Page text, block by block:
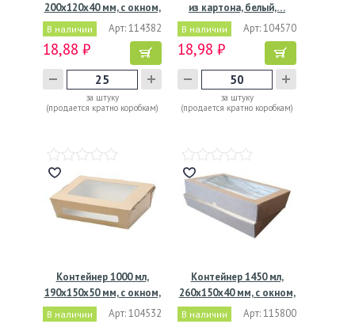
200х120х40 мм, с окном,
В наличии Арт: 114382
18,88 ₽
за штуку
(продается кратно коробкам)
из картона, белый,…
В наличии Арт: 104570
18,98 ₽
за штуку
(продается кратно коробкам)
Контейнер 1000 мл,
190х150х50 мм, с окном,
В наличии Арт: 104532
Контейнер 1450 мл,
260х150х40 мм, с окном,
В наличии Арт: 115800